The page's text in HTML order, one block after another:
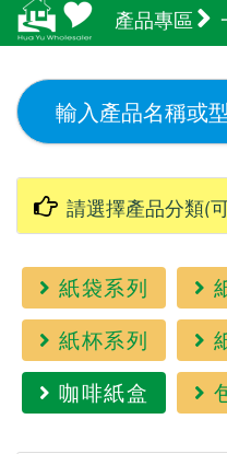
產品專區
紙袋系列
紙杯系列
咖啡紙盒